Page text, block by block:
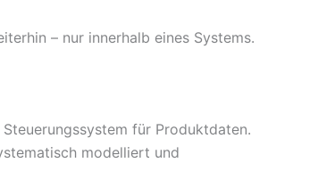
– nur innerhalb eines Systems.
für Produktdaten.
modelliert und